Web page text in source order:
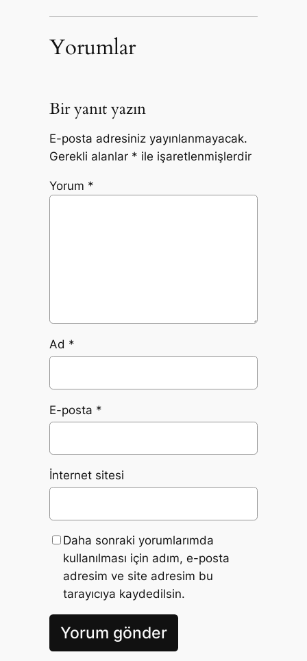
Yorumlar
Bir yanıt yazın
E-posta adresiniz yayınlanmayacak.
Gerekli alanlar * ile işaretlenmişlerdir
Yorum *
Ad *
E-posta *
İnternet sitesi
Daha sonraki yorumlarımda
kullanılması için adım, e-posta
adresim ve site adresim bu
tarayıcıya kaydedilsin.